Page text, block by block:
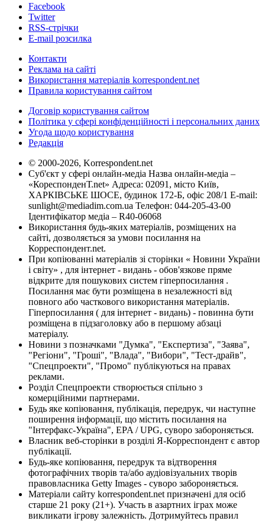
Facebook
Twitter
RSS-стрічки
E-mail розсилка
Контакти
Реклама на сайті
Використання матеріалів korrespondent.net
Правила користування сайтом
Договір користування сайтом
Політика у сфері конфіденційності і персональних даних
Угода щодо користування
Редакція
© 2000-2026, Korrespondent.net
Суб'єкт у сфері онлайн-медіа Назва онлайн-медіа –
«КореспонденТ.net» Адреса: 02091, місто Київ,
ХАРКІВСЬКЕ ШОСЕ, будинок 172-Б, офіс 208/1 E-mail:
sunlight@mediadim.com.ua Телефон: 044-205-43-00
Ідентифікатор медіа – R40-06068
Використання будь-яких матеріалів, розміщених на
сайті, дозволяється за умови посилання на
Корреспондент.net.
При копіюванні матеріалів зі сторінки « Новини України
і світу» , для інтернет - видань - обов'язкове пряме
відкрите для пошукових систем гіперпосилання .
Посилання має бути розміщена в незалежності від
повного або часткового використання матеріалів.
Гіперпосилання ( для інтернет - видань) - повинна бути
розміщена в підзаголовку або в першому абзаці
матеріалу.
Новини з позначками "Думка", "Експертиза", "Заява",
"Регіони", "Гроші", "Влада", "Вибори", "Тест-драйв",
"Спецпроекти", "Промо" публікуються на правах
реклами.
Розділ Спецпроекти створюється спільно з
комерційними партнерами.
Будь яке копіювання, публікація, передрук, чи наступне
поширення інформації, що містить посилання на
"Інтерфакс-Україна", EPA / UPG, суворо забороняється.
Власник веб-сторінки в розділі Я-Корреспондент є автор
публікації.
Будь-яке копіювання, передрук та відтворення
фотографічних творів та/або аудіовізуальних творів
правовласника Getty Images - суворо забороняється.
Матеріали сайту korrespondent.net призначені для осіб
старше 21 року (21+). Участь в азартних іграх може
викликати ігрову залежність. Дотримуйтесь правил